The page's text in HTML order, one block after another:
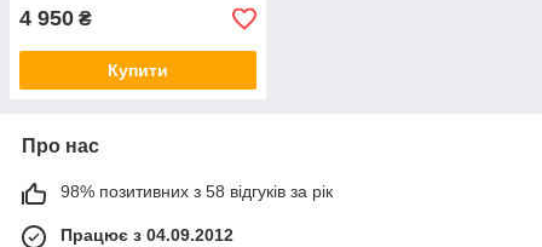
4 950 ₴
Купити
Про нас
98% позитивних з 58 відгуків за рік
Працює з 04.09.2012